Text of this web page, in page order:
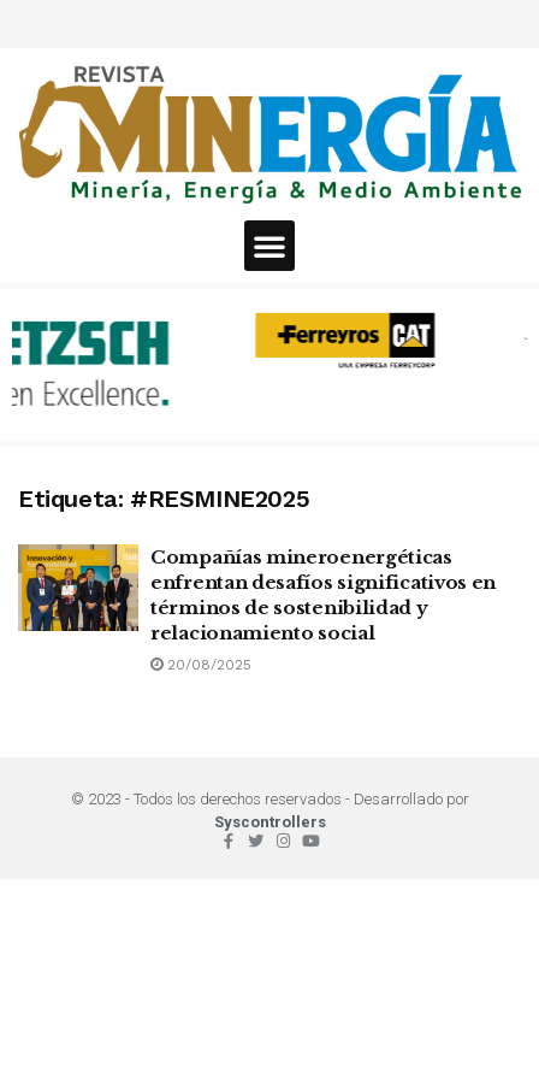
Etiqueta: #RESMINE2025
Compañías mineroenergéticas
enfrentan desafíos significativos en
términos de sostenibilidad y
relacionamiento social
20/08/2025
© 2023 - Todos los derechos reservados - Desarrollado por
Syscontrollers